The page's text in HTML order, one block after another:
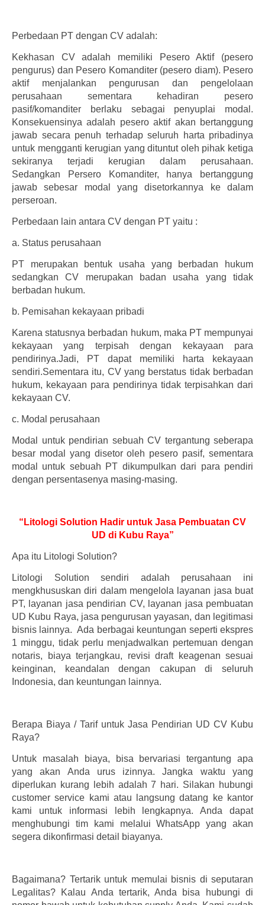
Perbedaan PT dengan CV adalah:
Kekhasan CV adalah memiliki Pesero Aktif (pesero
pengurus) dan Pesero Komanditer (pesero diam). Pesero
aktif menjalankan pengurusan dan pengelolaan
perusahaan sementara kehadiran pesero
pasif/komanditer berlaku sebagai penyuplai modal.
Konsekuensinya adalah pesero aktif akan bertanggung
jawab secara penuh terhadap seluruh harta pribadinya
untuk mengganti kerugian yang dituntut oleh pihak ketiga
sekiranya terjadi kerugian dalam perusahaan.
Sedangkan Persero Komanditer, hanya bertanggung
jawab sebesar modal yang disetorkannya ke dalam
perseroan.
Perbedaan lain antara CV dengan PT yaitu :
a. Status perusahaan
PT merupakan bentuk usaha yang berbadan hukum
sedangkan CV merupakan badan usaha yang tidak
berbadan hukum.
b. Pemisahan kekayaan pribadi
Karena statusnya berbadan hukum, maka PT mempunyai
kekayaan yang terpisah dengan kekayaan para
pendirinya.Jadi, PT dapat memiliki harta kekayaan
sendiri.Sementara itu, CV yang berstatus tidak berbadan
hukum, kekayaan para pendirinya tidak terpisahkan dari
kekayaan CV.
c. Modal perusahaan
Modal untuk pendirian sebuah CV tergantung seberapa
besar modal yang disetor oleh pesero pasif, sementara
modal untuk sebuah PT dikumpulkan dari para pendiri
dengan persentasenya masing-masing.
“Litologi Solution Hadir untuk Jasa Pembuatan CV
UD di Kubu Raya”
Apa itu Litologi Solution?
Litologi Solution sendiri adalah perusahaan ini
mengkhususkan diri dalam mengelola layanan jasa buat
PT, layanan jasa pendirian CV, layanan jasa pembuatan
UD Kubu Raya, jasa pengurusan yayasan, dan legitimasi
bisnis lainnya. Ada berbagai keuntungan seperti ekspres
1 minggu, tidak perlu menjadwalkan pertemuan dengan
notaris, biaya terjangkau, revisi draft keagenan sesuai
keinginan, keandalan dengan cakupan di seluruh
Indonesia, dan keuntungan lainnya.
Berapa Biaya / Tarif untuk Jasa Pendirian UD CV Kubu
Raya?
Untuk masalah biaya, bisa bervariasi tergantung apa
yang akan Anda urus izinnya. Jangka waktu yang
diperlukan kurang lebih adalah 7 hari. Silakan hubungi
customer service kami atau langsung datang ke kantor
kami untuk informasi lebih lengkapnya. Anda dapat
menghubungi tim kami melalui WhatsApp yang akan
segera dikonfirmasi detail biayanya.
Bagaimana? Tertarik untuk memulai bisnis di seputaran
Legalitas? Kalau Anda tertarik, Anda bisa hubungi di